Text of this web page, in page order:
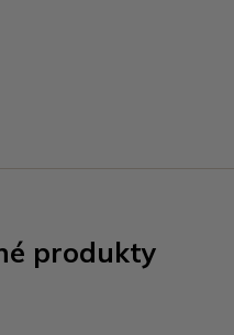
produkty